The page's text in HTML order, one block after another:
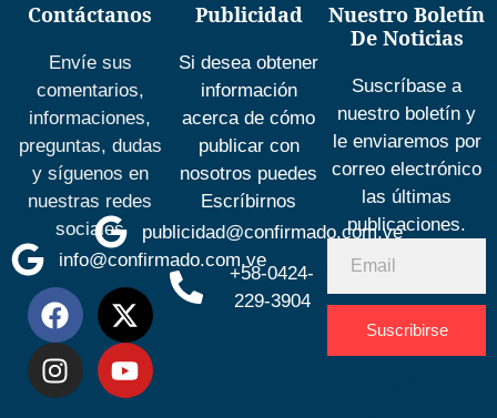
Contáctanos
Envíe sus
comentarios,
informaciones,
preguntas, dudas
y síguenos en
nuestras redes
sociales
info@confirmado.com.ve
Publicidad
Si desea obtener
información
acerca de cómo
publicar con
nosotros puedes
Escríbirnos
publicidad@confirmado.com.ve
+58-0424-
229-3904
Nuestro Boletín
De Noticias
Suscríbase a
nuestro boletín y
le enviaremos por
correo electrónico
las últimas
publicaciones.
Suscribirse